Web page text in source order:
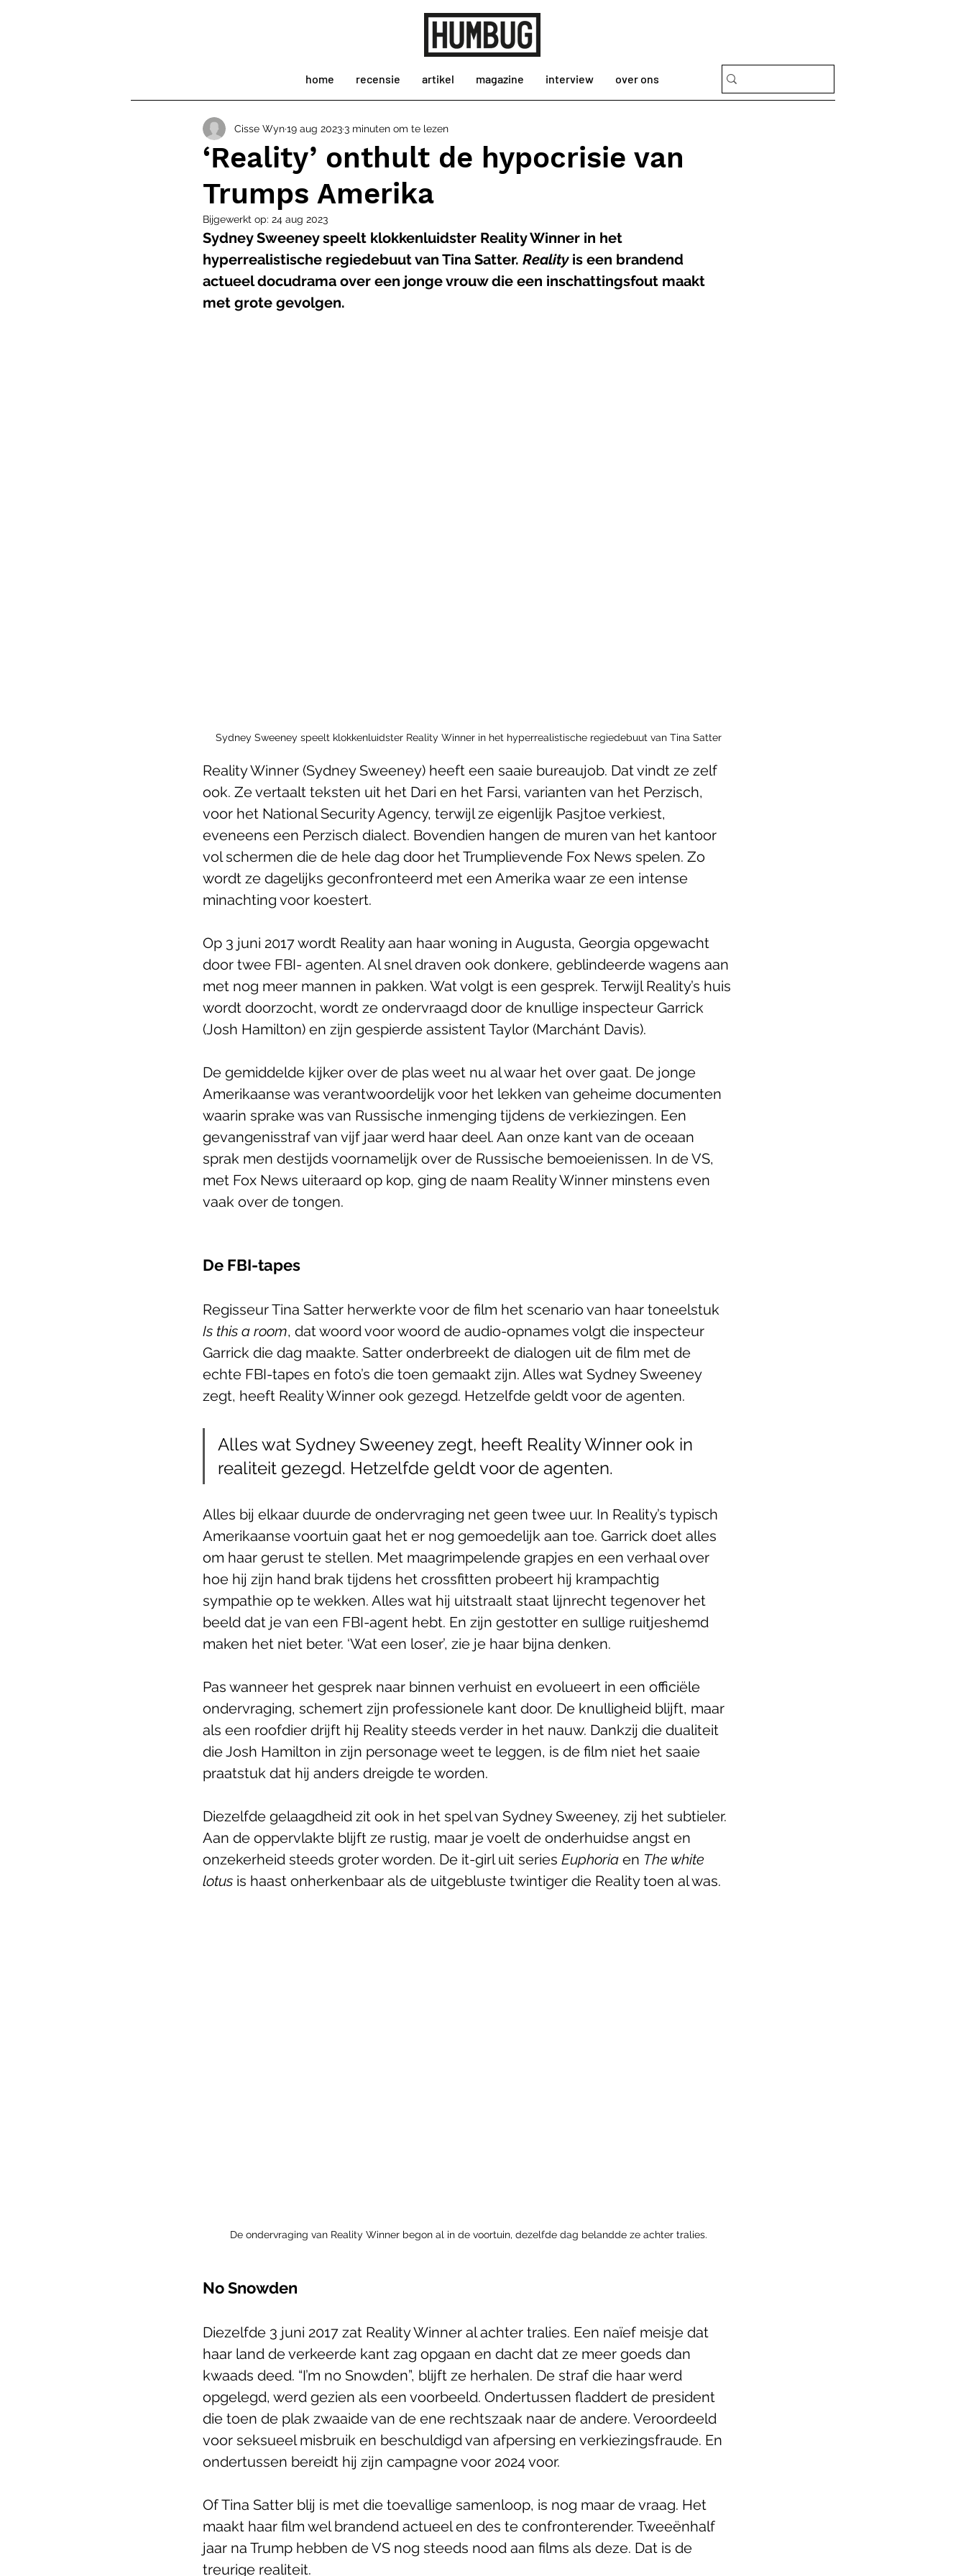
home recensie artikel magazine interview over ons
‘Reality’ onthult de hypocrisie van
Trumps Amerika
Cisse Wyn19 aug 20233 minuten om te lezen
Bijgewerkt op: 24 aug 2023
Sydney Sweeney speelt klokkenluidster Reality Winner in het
hyperrealistische regiedebuut van Tina Satter. Reality is een brandend
actueel docudrama over een jonge vrouw die een inschattingsfout maakt
met grote gevolgen.
Sydney Sweeney speelt klokkenluidster Reality Winner in het hyperrealistische regiedebuut van Tina Satter
Reality Winner (Sydney Sweeney) heeft een saaie bureaujob. Dat vindt ze zelf
ook. Ze vertaalt teksten uit het Dari en het Farsi, varianten van het Perzisch,
voor het National Security Agency, terwijl ze eigenlijk Pasjtoe verkiest,
eveneens een Perzisch dialect. Bovendien hangen de muren van het kantoor
vol schermen die de hele dag door het Trumplievende Fox News spelen. Zo
wordt ze dagelijks geconfronteerd met een Amerika waar ze een intense
minachting voor koestert.
Op 3 juni 2017 wordt Reality aan haar woning in Augusta, Georgia opgewacht
door twee FBI- agenten. Al snel draven ook donkere, geblindeerde wagens aan
met nog meer mannen in pakken. Wat volgt is een gesprek. Terwijl Reality’s huis
wordt doorzocht, wordt ze ondervraagd door de knullige inspecteur Garrick
(Josh Hamilton) en zijn gespierde assistent Taylor (Marchánt Davis).
De gemiddelde kijker over de plas weet nu al waar het over gaat. De jonge
Amerikaanse was verantwoordelijk voor het lekken van geheime documenten
waarin sprake was van Russische inmenging tijdens de verkiezingen. Een
gevangenisstraf van vijf jaar werd haar deel. Aan onze kant van de oceaan
sprak men destijds voornamelijk over de Russische bemoeienissen. In de VS,
met Fox News uiteraard op kop, ging de naam Reality Winner minstens even
vaak over de tongen.
De FBI-tapes
Regisseur Tina Satter herwerkte voor de film het scenario van haar toneelstuk
Is this a room, dat woord voor woord de audio-opnames volgt die inspecteur
Garrick die dag maakte. Satter onderbreekt de dialogen uit de film met de
echte FBI-tapes en foto’s die toen gemaakt zijn. Alles wat Sydney Sweeney
zegt, heeft Reality Winner ook gezegd. Hetzelfde geldt voor de agenten.
Alles wat Sydney Sweeney zegt, heeft Reality Winner ook in
realiteit gezegd. Hetzelfde geldt voor de agenten.
Alles bij elkaar duurde de ondervraging net geen twee uur. In Reality’s typisch
Amerikaanse voortuin gaat het er nog gemoedelijk aan toe. Garrick doet alles
om haar gerust te stellen. Met maagrimpelende grapjes en een verhaal over
hoe hij zijn hand brak tijdens het crossfitten probeert hij krampachtig
sympathie op te wekken. Alles wat hij uitstraalt staat lijnrecht tegenover het
beeld dat je van een FBI-agent hebt. En zijn gestotter en sullige ruitjeshemd
maken het niet beter. ‘Wat een loser’, zie je haar bijna denken.
Pas wanneer het gesprek naar binnen verhuist en evolueert in een officiële
ondervraging, schemert zijn professionele kant door. De knulligheid blijft, maar
als een roofdier drijft hij Reality steeds verder in het nauw. Dankzij die dualiteit
die Josh Hamilton in zijn personage weet te leggen, is de film niet het saaie
praatstuk dat hij anders dreigde te worden.
Diezelfde gelaagdheid zit ook in het spel van Sydney Sweeney, zij het subtieler.
Aan de oppervlakte blijft ze rustig, maar je voelt de onderhuidse angst en
onzekerheid steeds groter worden. De it-girl uit series Euphoria en The white
lotus is haast onherkenbaar als de uitgebluste twintiger die Reality toen al was.
De ondervraging van Reality Winner begon al in de voortuin, dezelfde dag belandde ze achter tralies.
No Snowden
Diezelfde 3 juni 2017 zat Reality Winner al achter tralies. Een naïef meisje dat
haar land de verkeerde kant zag opgaan en dacht dat ze meer goeds dan
kwaads deed. “I’m no Snowden”, blijft ze herhalen. De straf die haar werd
opgelegd, werd gezien als een voorbeeld. Ondertussen fladdert de president
die toen de plak zwaaide van de ene rechtszaak naar de andere. Veroordeeld
voor seksueel misbruik en beschuldigd van afpersing en verkiezingsfraude. En
ondertussen bereidt hij zijn campagne voor 2024 voor.
Of Tina Satter blij is met die toevallige samenloop, is nog maar de vraag. Het
maakt haar film wel brandend actueel en des te confronterender. Tweeënhalf
jaar na Trump hebben de VS nog steeds nood aan films als deze. Dat is de
treurige realiteit.